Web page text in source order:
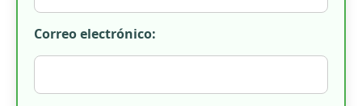
Correo electrónico: